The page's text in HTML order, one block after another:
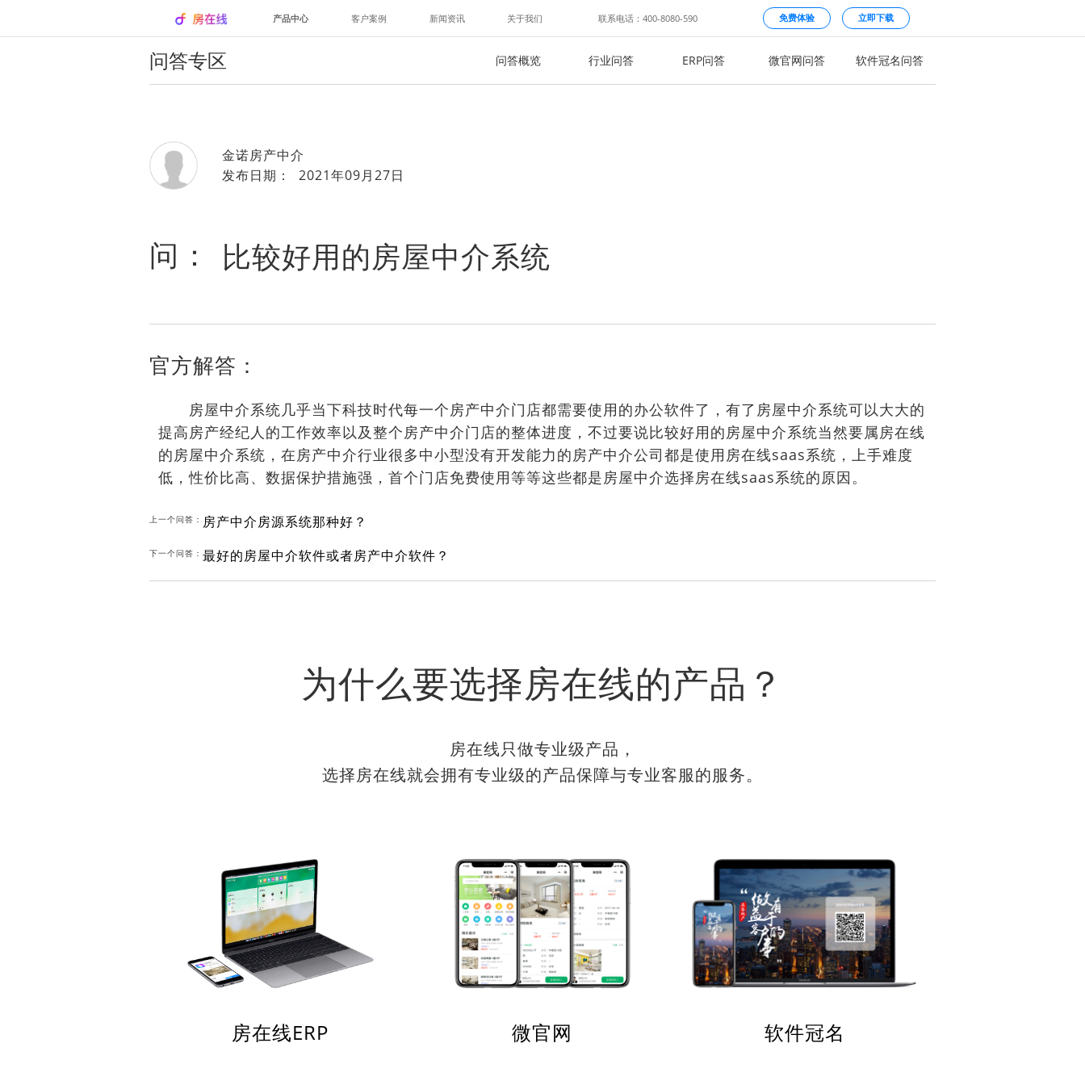
产品中心 客户案例 新闻资讯 关于我们 联系电话：400-8080-590 免费体验 立即下载
问答专区 问答概览 行业问答 ERP问答 微官网问答 软件冠名问答
金诺房产中介
发布日期： 2021年09月27日
问： 比较好用的房屋中介系统
官方解答：
房屋中介系统几乎当下科技时代每一个房产中介门店都需要使用的办公软件了，有了房屋中介系统可以大大的
提高房产经纪人的工作效率以及整个房产中介门店的整体进度，不过要说比较好用的房屋中介系统当然要属房在线
的房屋中介系统，在房产中介行业很多中小型没有开发能力的房产中介公司都是使用房在线saas系统，上手难度
低，性价比高、数据保护措施强，首个门店免费使用等等这些都是房屋中介选择房在线saas系统的原因。
上一个问答： 房产中介房源系统那种好？
下一个问答： 最好的房屋中介软件或者房产中介软件？
为什么要选择房在线的产品？
房在线只做专业级产品，
选择房在线就会拥有专业级的产品保障与专业客服的服务。
房在线ERP 微官网 软件冠名